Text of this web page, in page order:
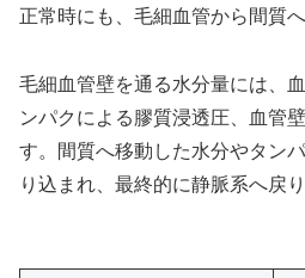
正常時にも、毛細血管から間質
毛細血管壁を通る水分量には、
ンパクによる膠質浸透圧、血管
す。間質へ移動した水分やタン
り込まれ、最終的に静脈系へ戻り